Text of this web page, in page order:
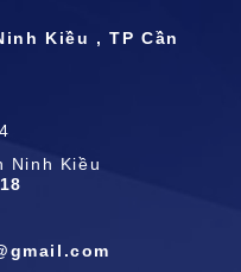
Kiều , TP Cần
Ninh Kiều